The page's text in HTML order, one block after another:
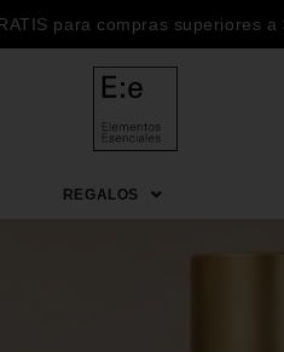
para compras superiores a
REGALOS